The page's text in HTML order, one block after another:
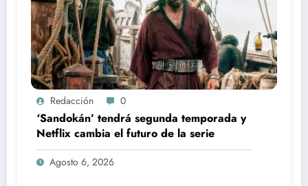
Redacción 0
‘Sandokán’ tendrá segunda temporada y
Netflix cambia el futuro de la serie
Agosto 6, 2026